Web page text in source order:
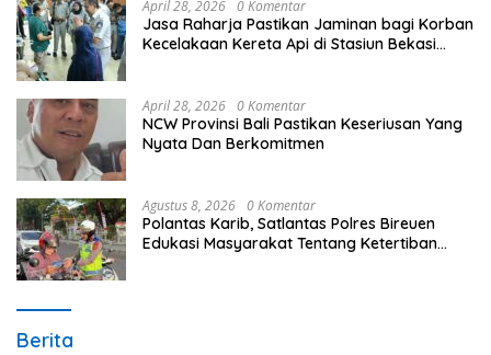
April 28, 2026 0 Komentar
Jasa Raharja Pastikan Jaminan bagi Korban
Kecelakaan Kereta Api di Stasiun Bekasi
April 28, 2026 0 Komentar
NCW Provinsi Bali Pastikan Keseriusan Yang
Nyata Dan Berkomitmen
Agustus 8, 2026 0 Komentar
Polantas Karib, Satlantas Polres Bireuen
Edukasi Masyarakat Tentang Ketertiban
Berita